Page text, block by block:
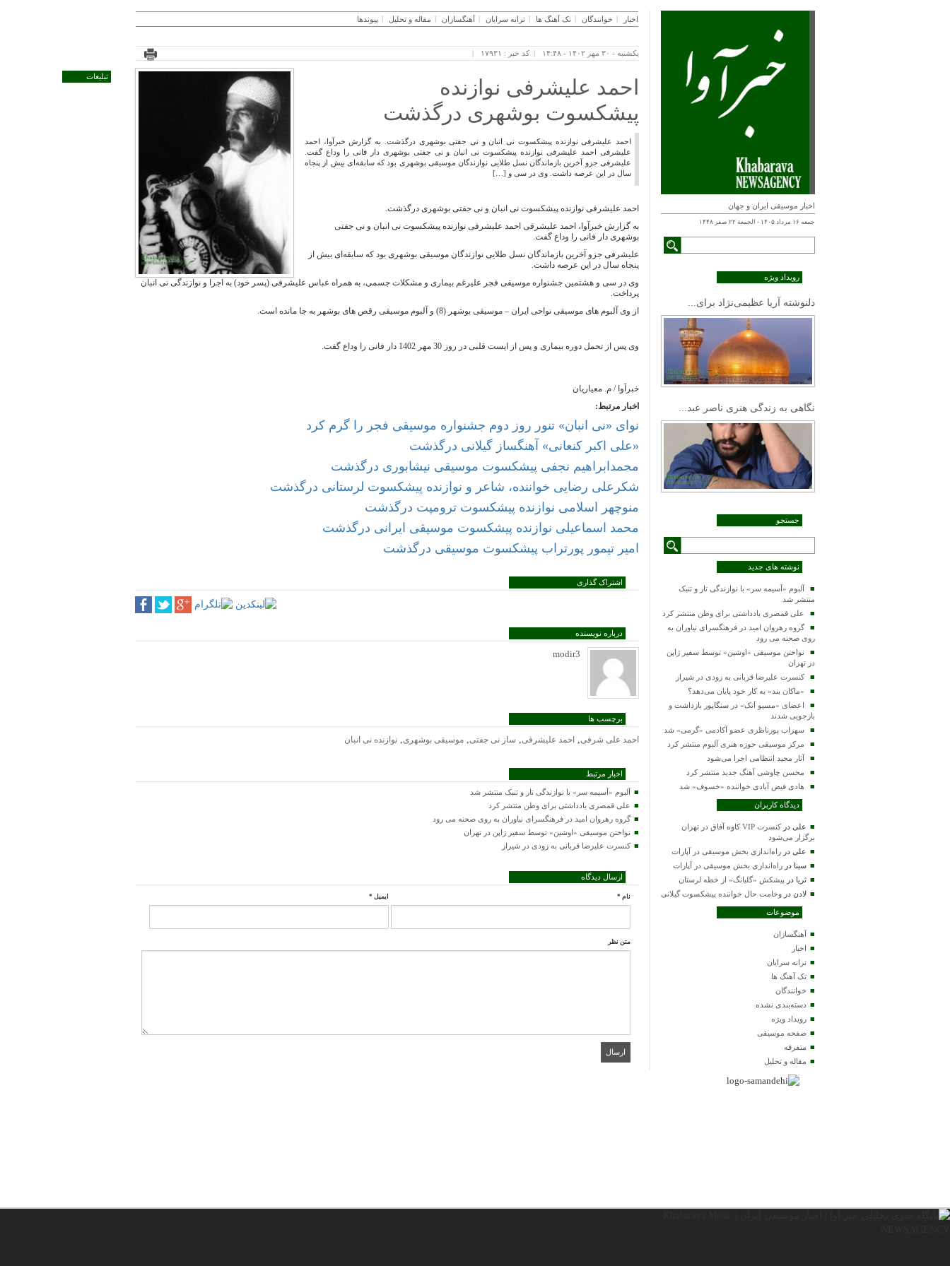
اخبار موسیقی ایران و جهان
جمعه ۱۶ مرداد ۱۴۰۵ - الجمعة ۲۲ صفر ۱۴۴۸
رویداد ویژه
دلنوشته آریا عظیمی‌نژاد برای...
نگاهی به زندگی هنری ناصر عبد...
جستجو
نوشته های جدید
آلبوم «آسیمه سر» با نوازندگی تار و تنبک
منتشر شد
علی قمصری یادداشتی برای وطن منتشر کرد
گروه رهروان امید در فرهنگسرای نیاوران به
روی صحنه می رود
نواختن موسیقی «اوشین» توسط سفیر ژاپن
در تهران
کنسرت علیرضا قربانی به زودی در شیراز
«ماکان بند» به کار خود پایان می‌دهد؟
اعضای «مسیو اَتک» در سنگاپور بازداشت و
بازجویی شدند
سهراب پورناظری عضو آکادمی «گرمی» شد
مرکز موسیقی حوزه هنری آلبوم منتشر کرد
آثار مجید انتظامی اجرا می‌شود
محسن چاوشی آهنگ جدید منتشر کرد
هادی فیض آبادی خواننده «خسوف» شد
دیدگاه کاربران
علی در
کنسرت VIP کاوه آفاق در تهران
برگزار می‌شود
علی در راه‌اندازی بخش موسیقی در آپارات
سینا در راه‌اندازی بخش موسیقی در آپارات
ثریا در پیشکش «گلبانگ» از خطه لرستان
لادن در وخامت حال خواننده پیشکسوت گیلانی
موضوعات
آهنگسازان
اخبار
ترانه سرایان
تک آهنگ ها
خوانندگان
دسته‌بندی نشده
رویداد ویژه
صفحه موسیقی
متفرقه
مقاله و تحلیل
اخبار خوانندگان تک آهنگ ها ترانه سرایان آهنگسازان مقاله و تحلیل پیوندها
یکشنبه - ۳۰ مهر ۱۴۰۲ - ۱۴:۴۸ کد خبر : ۱۷۹۳۱
احمد علیشرفی نوازنده
پیشکسوت بوشهری درگذشت
احمد علیشرفی نوازنده پیشکسوت نی انبان و نی جفتی بوشهری درگذشت. به گزارش خبرآوا، احمد
علیشرفی احمد علیشرفی نوازنده پیشکسوت نی انبان و نی جفتی بوشهری دار فانی را وداع گفت.
علیشرفی جزو آخرین بازماندگان نسل طلایی نوازندگان موسیقی بوشهری بود که سابقه‌ای بیش از پنجاه
سال در این عرصه داشت. وی در سی و […]
احمد علیشرفی نوازنده پیشکسوت نی انبان و نی جفتی بوشهری درگذشت.
به گزارش خبرآوا، احمد علیشرفی احمد علیشرفی نوازنده پیشکسوت نی انبان و نی جفتی
بوشهری دار فانی را وداع گفت.
علیشرفی جزو آخرین بازماندگان نسل طلایی نوازندگان موسیقی بوشهری بود که سابقه‌ای بیش از
پنجاه سال در این عرصه داشت.
وی در سی و هشتمین جشنواره موسیقی فجر علیرغم بیماری و مشکلات جسمی، به همراه عباس علیشرفی (پسر خود) به اجرا و نوازندگی نی انبان
پرداخت.
از وی آلبوم های موسیقی نواحی ایران – موسیقی بوشهر (8) و آلبوم موسیقی رقص های بوشهر به جا مانده است.
وی پس از تحمل دوره بیماری و پس از ایست قلبی در روز 30 مهر 1402 دار فانی را وداع گفت.
خبرآوا / م. معیاریان
اخبار مرتبط:
نوای «نی انبان» تنور روز دوم جشنواره موسیقی فجر را گرم کرد
«علی اکبر کنعانی» آهنگساز گیلانی درگذشت
محمدابراهیم نجفی پیشکسوت موسیقی نیشابوری درگذشت
شکرعلی رضایی خواننده، شاعر و نوازنده پیشکسوت لرستانی درگذشت
منوچهر اسلامی نوازنده پیشکسوت ترومپت درگذشت
محمد اسماعیلی نوازنده پیشکسوت موسیقی ایرانی درگذشت
امیر تیمور پورتراب پیشکسوت موسیقی درگذشت
اشتراک گذاری
درباره نویسنده
modir3
برچسب ها
احمد علی شرفی, احمد علیشرفی, ساز نی جفتی, موسیقی بوشهری, نوازنده نی انبان
اخبار مرتبط
آلبوم «آسیمه سر» با نوازندگی تار و تنبک منتشر شد
علی قمصری یادداشتی برای وطن منتشر کرد
گروه رهروان امید در فرهنگسرای نیاوران به روی صحنه می رود
نواختن موسیقی «اوشین» توسط سفیر ژاپن در تهران
کنسرت علیرضا قربانی به زودی در شیراز
ارسال دیدگاه
نام * ایمیل *
متن نظر
تبلیغات